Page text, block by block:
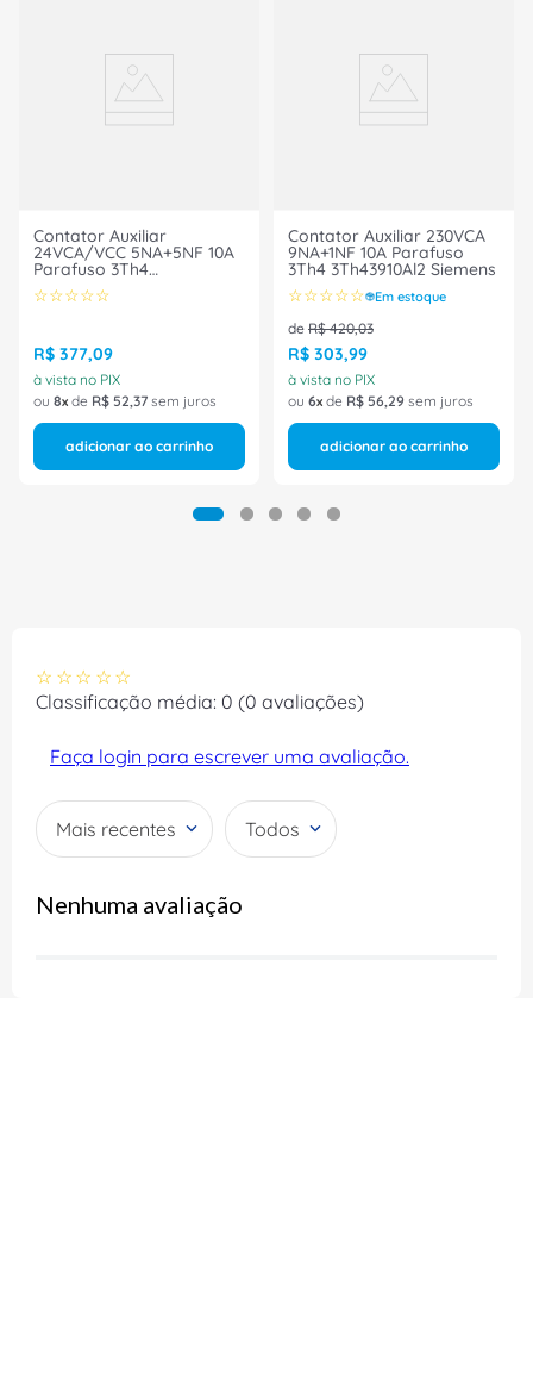
Contator Auxiliar
24VCA/VCC 5NA+5NF 10A
Parafuso 3Th4
3Th43550Ac2 Siemens
☆☆☆☆☆
R$ 377,09
à vista no PIX
ou 8 de R$ 52,37 sem juros
adicionar ao carrinho
Contator Auxiliar 230VCA
9NA+1NF 10A Parafuso
3Th4 3Th43910Al2 Siemens
☆☆☆☆☆ Em estoque
de R$ 420,03
R$ 303,99
à vista no PIX
ou 6 de R$ 56,29 sem juros
adicionar ao carrinho
☆ ☆ ☆ ☆ ☆
Classificação média: 0 (0 avaliações)
Faça login para escrever uma avaliação.
Mais recentes Todos
Nenhuma avaliação